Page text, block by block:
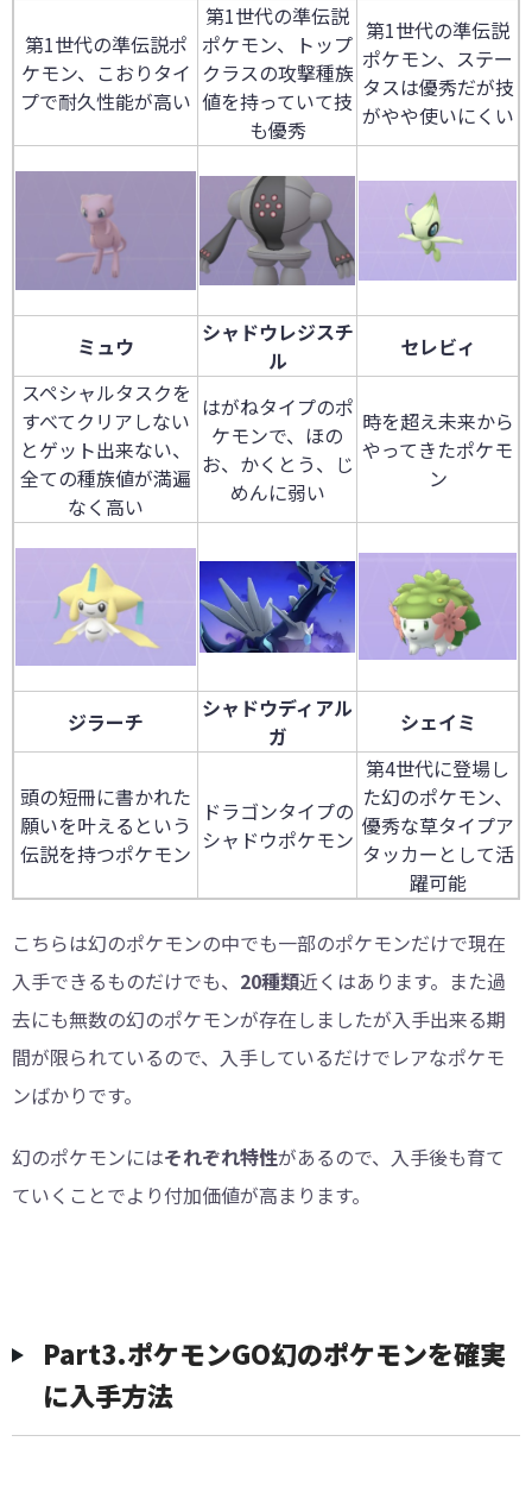
第1世代の準伝説ポ
ケモン、こおりタイ
プで耐久性能が高い
第1世代の準伝説
ポケモン、トップ
クラスの攻撃種族
値を持っていて技
も優秀
第1世代の準伝説
ポケモン、ステー
タスは優秀だが技
がやや使いにくい
ミュウ
シャドウレジスチ
ル
セレビィ
スペシャルタスクを
すべてクリアしない
とゲット出来ない、
全ての種族値が満遍
なく高い
はがねタイプのポ
ケモンで、ほの
お、かくとう、じ
めんに弱い
時を超え未来から
やってきたポケモ
ン
ジラーチ
シャドウディアル
ガ
シェイミ
頭の短冊に書かれた
願いを叶えるという
伝説を持つポケモン
ドラゴンタイプの
シャドウポケモン
第4世代に登場し
た幻のポケモン、
優秀な草タイプア
タッカーとして活
躍可能
こちらは幻のポケモンの中でも一部のポケモンだけで現在
入手できるものだけでも、 20種類近くはあります。また過
去にも無数の幻のポケモンが存在しましたが入手出来る期
間が限られているので、入手しているだけでレアなポケモ
ンばかりです。
幻のポケモンにはそれぞれ特性があるので、入手後も育て
ていくことでより付加価値が高まります。
Part3.ポケモンGO幻のポケモンを確実
に入手方法